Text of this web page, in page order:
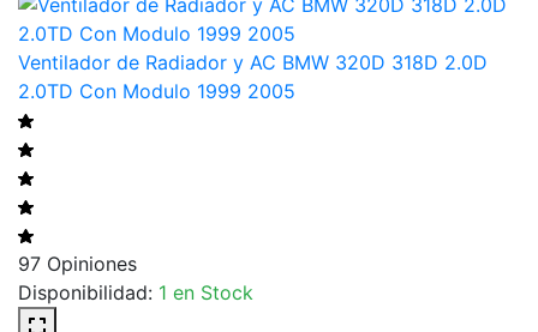
Ventilador de Radiador y AC BMW 320D 318D 2.0D
2.0TD Con Modulo 1999 2005
97 Opiniones
Disponibilidad: 1 en Stock